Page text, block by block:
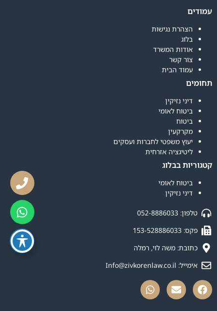
עמודים
הצהרת נגישות
בלוג
אודות המשרד
צור קשר
עמוד הבית
תחומים
דיני נזיקין
ביטוח לאומי
ביטוח
מקרקעין
יעוץ משפטי לחברות ועסקים
ליטיגציה אזרחית
קטגוריות בבלוג
ביטוח לאומי
דיני נזיקין
טלפון: 052-8886033
פקס: 153-528886033
כתובת: משה לוי, רמלה
אימייל: Info@zivkorenlaw.co.il